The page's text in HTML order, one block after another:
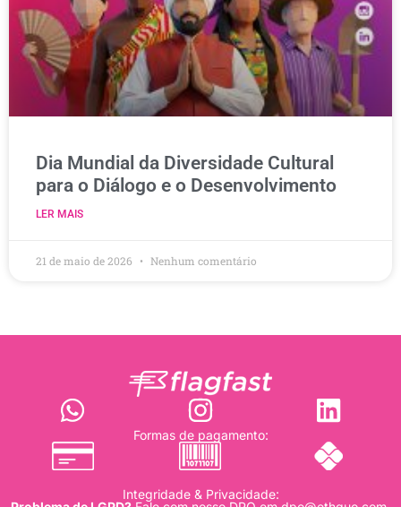
Dia Mundial da Diversidade Cultural
para o Diálogo e o Desenvolvimento
LER MAIS
21 de maio de 2026 Nenhum comentário
Formas de pagamento:
Integridade & Privacidade: